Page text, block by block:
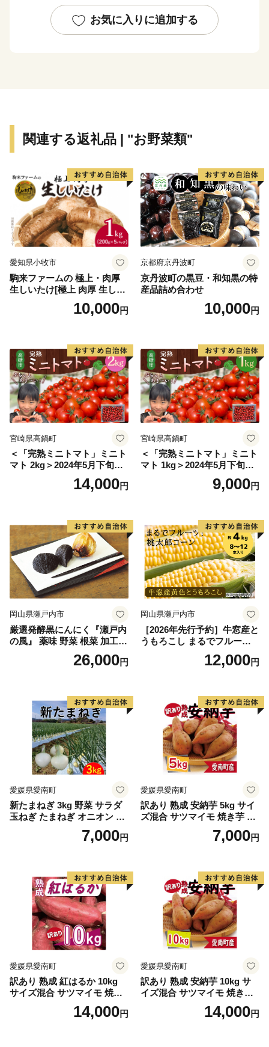
＜主な返礼品＞
◇都留市のＰＲ用動画◇
●都留CM第１弾「つるに恋したＯＬ編」
出演は都留市出身の白須慶子さん。
●都留CM第２弾「都留の読み方を覚えてもらおう編」
都留市に移住してきた夫婦編
山梨県都留市の観光（移住）ＰＲのＣＭ第4弾
お気に入りに追加する
関連する返礼品 | "お野菜類"
愛知県小牧市
駒来ファームの 極上・肉厚
生しいたけ[極上 肉厚 生しい
たけ 生シイタケ 生椎茸 安心
安全 国産 採れたて 新鮮 きの
10,000円
京都府京丹波町
京丹波町の黒豆・和知黒の特
産品詰め合わせ
10,000円
宮崎県高鍋町
＜「完熟ミニトマト」ミニト
マト 2kg＞2024年5月下旬迄
に順次出荷 野菜ソムリエサ
ミット アルル・リリカ共に
県 高鍋町産 産地直送 有機肥
料使用 高糖度 西森農園
14,000円
宮崎県高鍋町
＜「完熟ミニトマト」ミニト
マト 1kg＞2024年5月下旬迄
に順次出荷 野菜ソムリエサ
ミット アルル・リリカ共に
県 高鍋町産 産地直送 有機肥
料使用 高糖度 西森農園
9,000円
岡山県瀬戸内市
厳選発酵黒にんにく『瀬戸内
の風』 薬味 野菜 根菜 加工食
26,000円
岡山県瀬戸内市
［2026年先行予約］牛窓産と
うもろこし まるでフルー
ツ！最高糖度25度超え 生で
甘い、茹でて美味い！ 黄色
12,000円
愛媛県愛南町
新たまねぎ 3kg 野菜 サラダ
玉ねぎ たまねぎ オニオン シ
ルクオニオン スープ 煮物 カ
7,000円
愛媛県愛南町
訳あり 熟成 安納芋 5kg サイ
ズ混合 サツマイモ 焼き芋 干
し芋 丸干し 冷凍焼き芋 冷や
し焼き芋 やきいも 蜜芋 ほし
ほくほく 生芋 新芋 芋 いも
甘藷 あんのういも スイーツ
おかず さつまいも 国産 人気
糖度 産地直送 農家直送 数量
限定 7000円 愛媛県 愛南町 ミ
ッチーのおみかん畑
7,000円
愛媛県愛南町
訳あり 熟成 紅はるか 10kg
サイズ混合 サツマイモ 焼き
芋 干し芋 丸干し 冷凍焼き芋
冷やし焼き芋 やきいも 蜜芋
14,000円
愛媛県愛南町
訳あり 熟成 安納芋 10kg サ
イズ混合 サツマイモ 焼き芋
干し芋 丸干し 冷凍焼き芋 冷
やし焼き芋 やきいも 蜜芋 ほ
14,000円